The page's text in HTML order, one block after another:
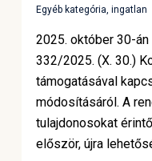
Egyéb kategória, ingatlan
2025. október 30-
332/2025. (X. 30.)
támogatásával
módosításáról. A
tulajdonosokat
először, újra